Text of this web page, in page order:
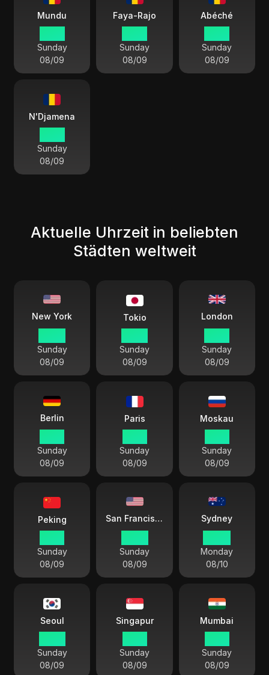
Mundu
Sunday
08/09
Faya-Rajo
Sunday
08/09
Abéché
Sunday
08/09
N'Djamena
Sunday
08/09
Aktuelle Uhrzeit in beliebten
Städten weltweit
New York
Sunday
08/09
Tokio
Sunday
08/09
London
Sunday
08/09
Berlin
Sunday
08/09
Paris
Sunday
08/09
Moskau
Sunday
08/09
Peking
Sunday
08/09
San Francisco
Sunday
08/09
Sydney
Monday
08/10
Seoul
Sunday
08/09
Singapur
Sunday
08/09
Mumbai
Sunday
08/09